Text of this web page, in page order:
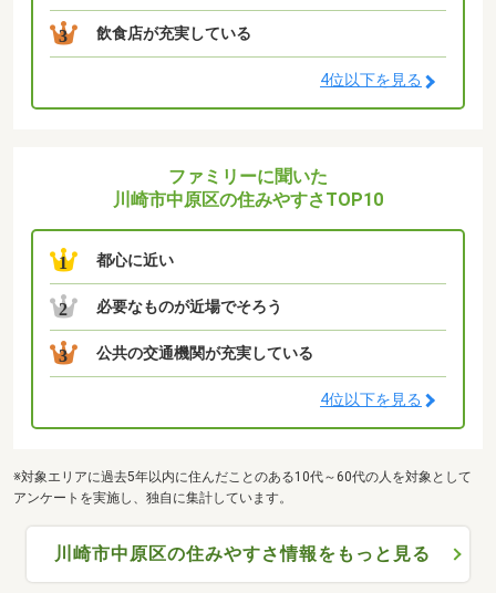
3 飲食店が充実している
4位以下を見る
ファミリーに聞いた
川崎市中原区の住みやすさTOP10
1 都心に近い
2 必要なものが近場でそろう
3 公共の交通機関が充実している
4位以下を見る
※対象エリアに過去5年以内に住んだことのある10代～60代の人を対象として
アンケートを実施し、独自に集計しています。
川崎市中原区の住みやすさ情報をもっと見る